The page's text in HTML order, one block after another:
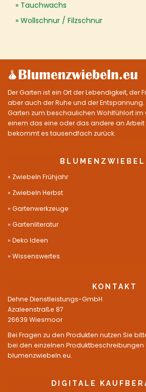
Tauchwachs
Wollschnur / Filzschnur
Der Garten ist ein Ort der Lebendigkeit, der
aber auch der Ruhe und der
Garten zum beschaulichen Wohlfühlort im
einem das eine oder das andere an Arbeit
bekommt es tausendfach zurück.
Zwiebeln Frühjahr
Zwiebeln Herbst
Gartenwerkzeuge
Gartenliteratur
Deko Ideen
Wissenswertes
KONTAKT
Dehne Dienstleistungs-GmbH
Azaleenstraße 87
26639 Wiesmoor
Bei Fragen zu den Produkten nutzen Sie
bei den einzelnen Produktbeschreibungen
blumenzwiebeln.eu.
DIGITALE